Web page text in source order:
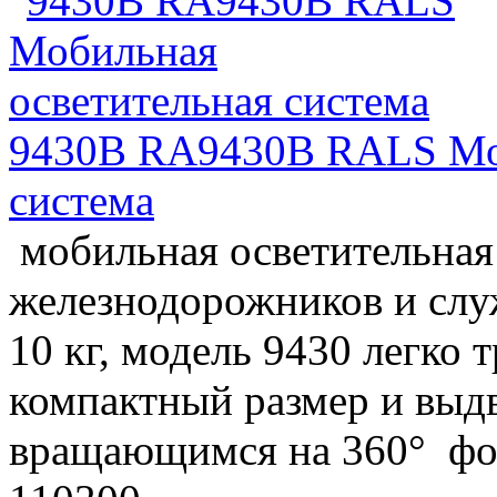
9430B RA9430B RALS
система
мобильная
железнодорожников и
10 кг, модель 9430 легко
компактный размер и
вращающимся на 360°